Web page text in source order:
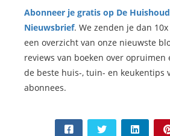
Abonneer je gratis op De
Nieuwsbrief. We zenden je dan
een overzicht van onze nieuwste
reviews van boeken over opruimen
de beste huis-, tuin- en keukentips
abonnees.